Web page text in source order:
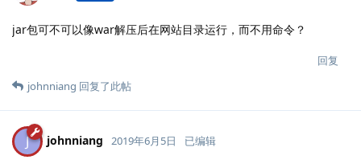
jar包可不可以像war解压后在网站目录运行，而不用命令？
回复
johnniang 回复了此帖
J johnniang 2019年6月5日 已编辑